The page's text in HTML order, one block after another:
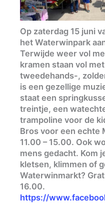
Op zaterdag 15 juni
het Waterwinpark
Terwijde weer vol
kramen staan vol
tweedehands-,
is een gezellige
staat een
treintje, een
trampoline voor de
Bros voor een echte
11.00 – 15.00. Ook
mens gedacht. Kom
kletsen, klimmen of
Waterwinmarkt?
16.00.
https://